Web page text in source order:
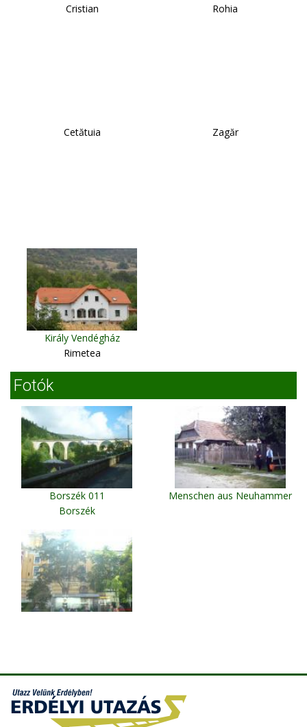
Cristian Rohia
Cetătuia Zagăr
Király Vendégház
Rimetea
Fotók
Borszék 011
Borszék
Menschen aus Neuhammer